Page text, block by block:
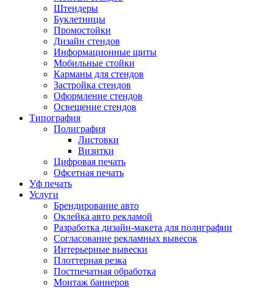
Штендеры
Буклетницы
Промостойки
Дизайн стендов
Информационные щиты
Мобильные стойки
Карманы для стендов
Застройка стендов
Оформление стендов
Освещение стендов
Типография
Полиграфия
Листовки
Визитки
Цифровая печать
Офсетная печать
Уф печать
Услуги
Брендирование авто
Оклейка авто рекламой
Разработка дизайн-макета для полиграфии
Согласование рекламных вывесок
Интерьерные вывески
Плоттерная резка
Постпечатная обработка
Монтаж баннеров